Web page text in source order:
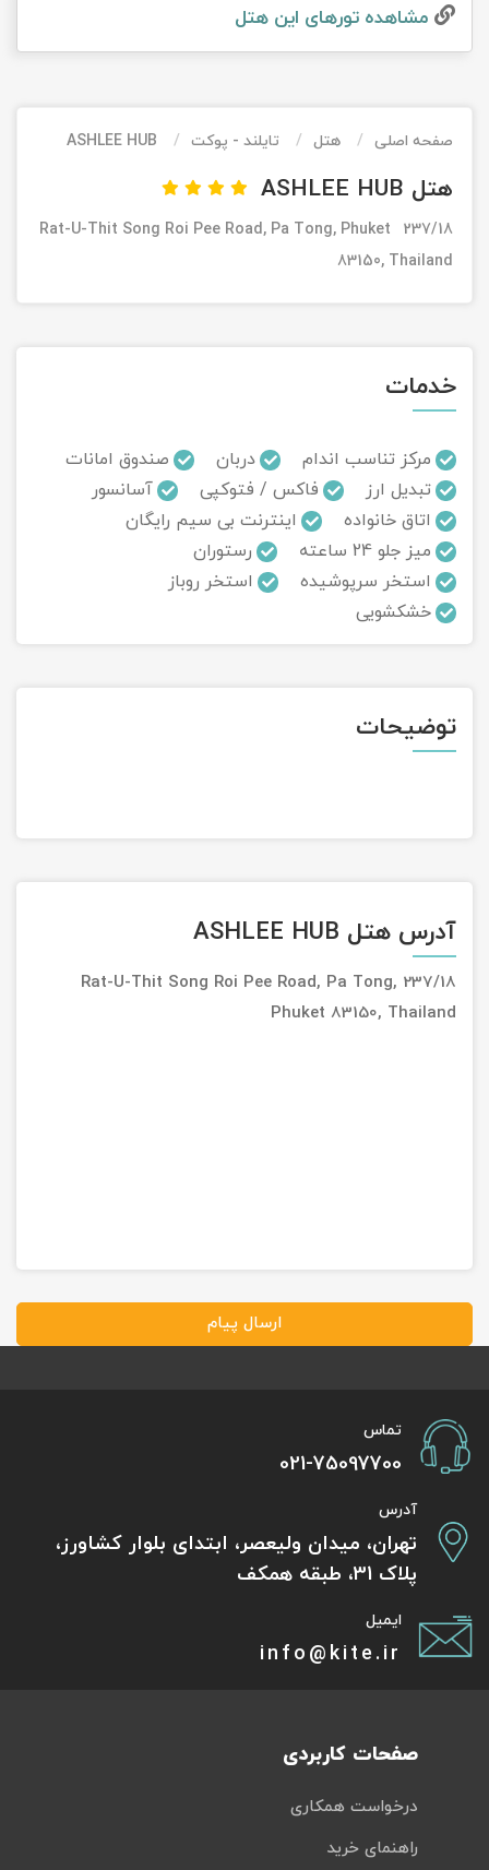
مشاهده تور‌های این هتل
صفحه اصلی هتل تایلند - پوکت ASHLEE HUB
هتل ASHLEE HUB
237/18 Rat-U-Thit Song Roi Pee Road, Pa Tong, Phuket
83150, Thailand
خدمات
مرکز تناسب اندام دربان
صندوق امانات
تبدیل ارز
فاکس / فتوکپی
آسانسور
اتاق خانواده
اینترنت بی سیم رایگان
میز جلو 24 ساعته
رستوران
استخر سرپوشیده
استخر روباز
خشکشویی
توضیحات
آدرس هتل ASHLEE HUB
237/18 Rat-U-Thit Song Roi Pee Road, Pa Tong,
Phuket 83150, Thailand
ارسال پیام
تماس
021-75097700
آدرس
تهران، میدان ولیعصر، ابتدای بلوار کشاورز،
پلاک 31، طبقه همکف
ایمیل
info@kite.ir
صفحات کاربردی
درخواست همکاری
راهنمای خرید
تور کویر کاراکال
تور کویر مصر
تور کویر ابوزیدآباد
تور گلستان
تور سوباتان
تور چابهار
تور کاشان
تور اصفهان
تور کیش از ساری
اقساطی
تور کیش از بندرعباس
اقساطی
تور قزاقستان اقساطی
تور زیارتی اقساطی